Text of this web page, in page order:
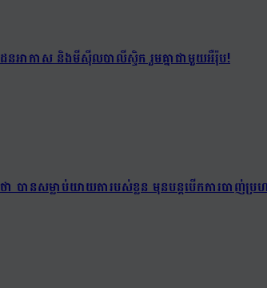
ែនអាកាស និងមីស៊ីលបាលីស្ទិក រួមគ្នាជាមួយអឺរ៉ុប!
ា បានសម្លាប់យាយតារបស់ខ្លួន មុនបន្តបើកការបាញ់ប្